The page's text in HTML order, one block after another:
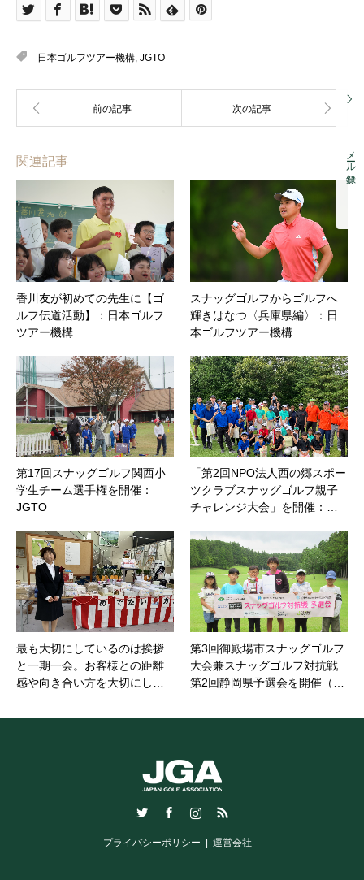
日本ゴルフツアー機構, JGTO
関連記事
香川友が初めての先生に【ゴ
ルフ伝道活動】：日本ゴルフ
ツアー機構
スナッグゴルフからゴルフへ
輝きはなつ〈兵庫県編〉：日
本ゴルフツアー機構
第17回スナッグゴルフ関西小
学生チーム選手権を開催：
JGTO
「第2回NPO法人西の郷スポー
ツクラブスナッグゴルフ親子
チャレンジ大会」を開催：…
最も大切にしているのは挨拶
と一期一会。お客様との距離
感や向き合い方を大切にし…
第3回御殿場市スナッグゴルフ
大会兼スナッグゴルフ対抗戦
第2回静岡県予選会を開催（…
RSS
プライバシーポリシー 運営会社
メール登録